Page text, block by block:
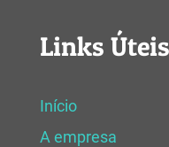
Links Úteis
Início
A empresa